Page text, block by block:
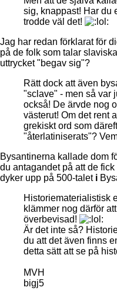
sig, knappast! Har du
trodde väl det!
Jag har redan förklarat för
på de folk som talar
uttrycket "begav sig"?
Rätt dock att även
"sclave" - men så var
också! De ärvde nog
västerut! Om det rent
grekiskt ord som
"återlatiniserats"?
Bysantinerna kallade dom
du antagandet på att de
dyker upp på 500-talet i
Historiematerialistisk
klämmer nog därför
överbevisad!
Är det inte så?
du att det även finns
detta sätt att se på
MVH
bigj5